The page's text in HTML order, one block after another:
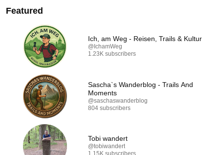
Featured
Ich, am Weg - Reisen, Trails & Kultur
@IchamWeg
1.23K subscribers
Sascha`s Wanderblog - Trails And
Moments
@saschaswanderblog
804 subscribers
Tobi wandert
@tobiwandert